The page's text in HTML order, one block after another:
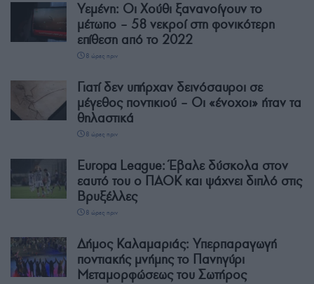
Υεμένη: Οι Χούθι ξανανοίγουν το
μέτωπο – 58 νεκροί στη φονικότερη
επίθεση από το 2022
8 ώρες πριν
Γιατί δεν υπήρχαν δεινόσαυροι σε
μέγεθος ποντικιού – Οι «ένοχοι» ήταν τα
θηλαστικά
8 ώρες πριν
Europa League: Έβαλε δύσκολα στον
εαυτό του ο ΠΑΟΚ και ψάχνει διπλό στις
Βρυξέλλες
8 ώρες πριν
Δήμος Καλαμαριάς: Υπερπαραγωγή
ποντιακής μνήμης το Πανηγύρι
Μεταμορφώσεως του Σωτήρος